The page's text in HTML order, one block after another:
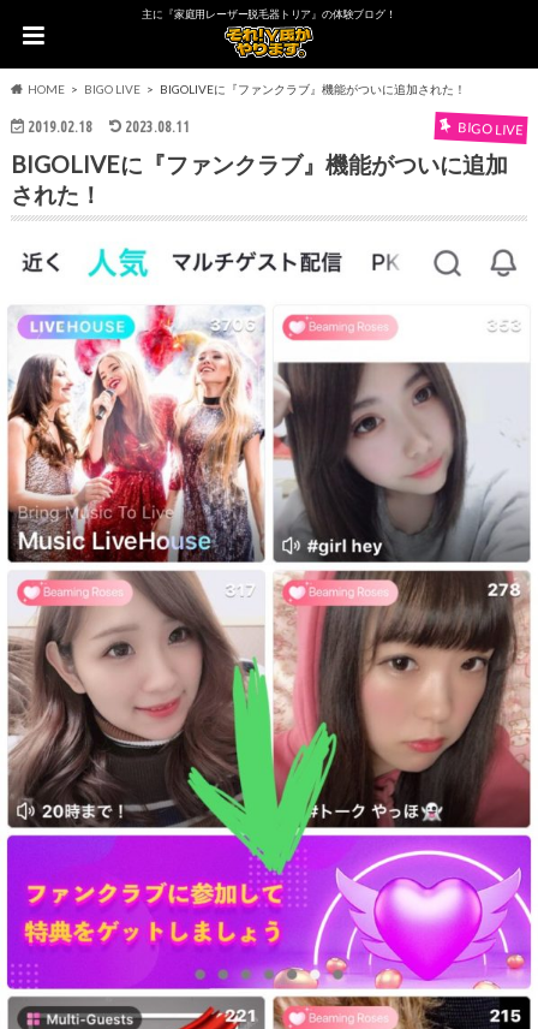
主に『家庭用レーザー脱毛器トリア』の体験ブログ！
HOME BIGO LIVE BIGOLIVEに『ファンクラブ』機能がついに追加された！
2019.02.18 2023.08.11 BIGO LIVE
BIGOLIVEに『ファンクラブ』機能がついに追加
された！